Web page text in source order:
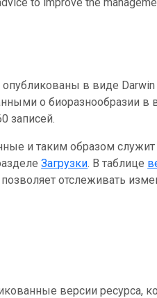
в виде Darwin
о биоразнообразии в
записей.
и таким образом
Загрузки. В таблице
отслеживать
версии ресурса,